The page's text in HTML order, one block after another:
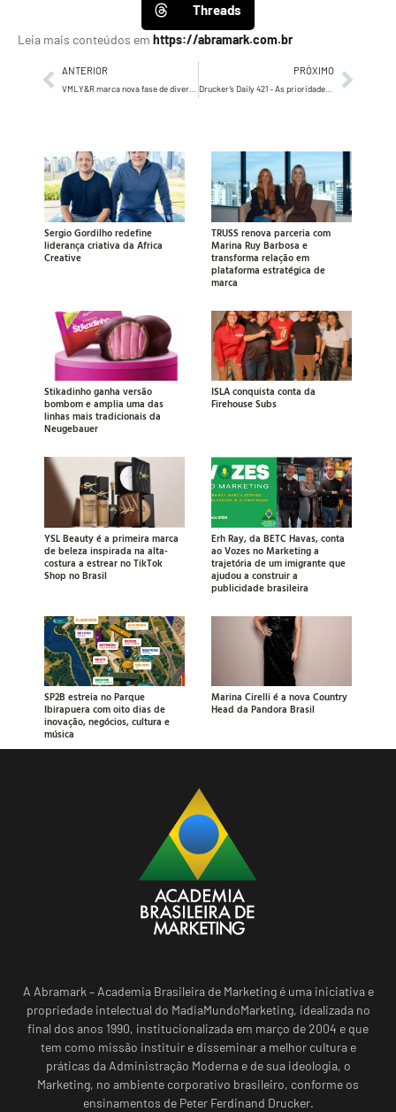
Threads
Leia mais conteúdos em https://abramark.com.br
ANTERIOR PRÓXIMO
Drucker’s Daily 421 – As prioridades precisam ser revisadas sempre
Sergio Gordilho redefine
liderança criativa da Africa
Creative
TRUSS renova parceria com
Marina Ruy Barbosa e
transforma relação em
plataforma estratégica de
marca
Stikadinho ganha versão
bombom e amplia uma das
linhas mais tradicionais da
Neugebauer
ISLA conquista conta da
Firehouse Subs
YSL Beauty é a primeira marca
de beleza inspirada na alta-
costura a estrear no TikTok
Shop no Brasil
Erh Ray, da BETC Havas, conta
ao Vozes no Marketing a
trajetória de um imigrante que
ajudou a construir a
publicidade brasileira
SP2B estreia no Parque
Ibirapuera com oito dias de
inovação, negócios, cultura e
música
Marina Cirelli é a nova Country
Head da Pandora Brasil
A Abramark – Academia Brasileira de Marketing é uma iniciativa e
propriedade intelectual do MadiaMundoMarketing, idealizada no
final dos anos 1990, institucionalizada em março de 2004 e que
tem como missão instituir e disseminar a melhor cultura e
práticas da Administração Moderna e de sua ideologia, o
Marketing, no ambiente corporativo brasileiro, conforme os
ensinamentos de Peter Ferdinand Drucker.